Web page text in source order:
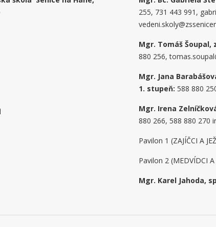
255, 731 443 991,
Mgr. Tomáš
880 256,
Mgr. Jana
1. stupeň: 588 880
Mgr. Irena
880 266, 588 880 270
Pavilon 1 (ZAJÍČCI A
Pavilon 2 (MEDVÍDCI
Mgr. Karel Jahoda,